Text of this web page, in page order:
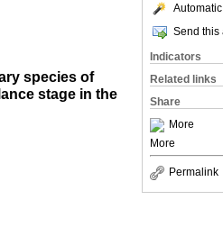
Send this
Indicators
Related links
Share
More
More
Permalink
species of
stage in the